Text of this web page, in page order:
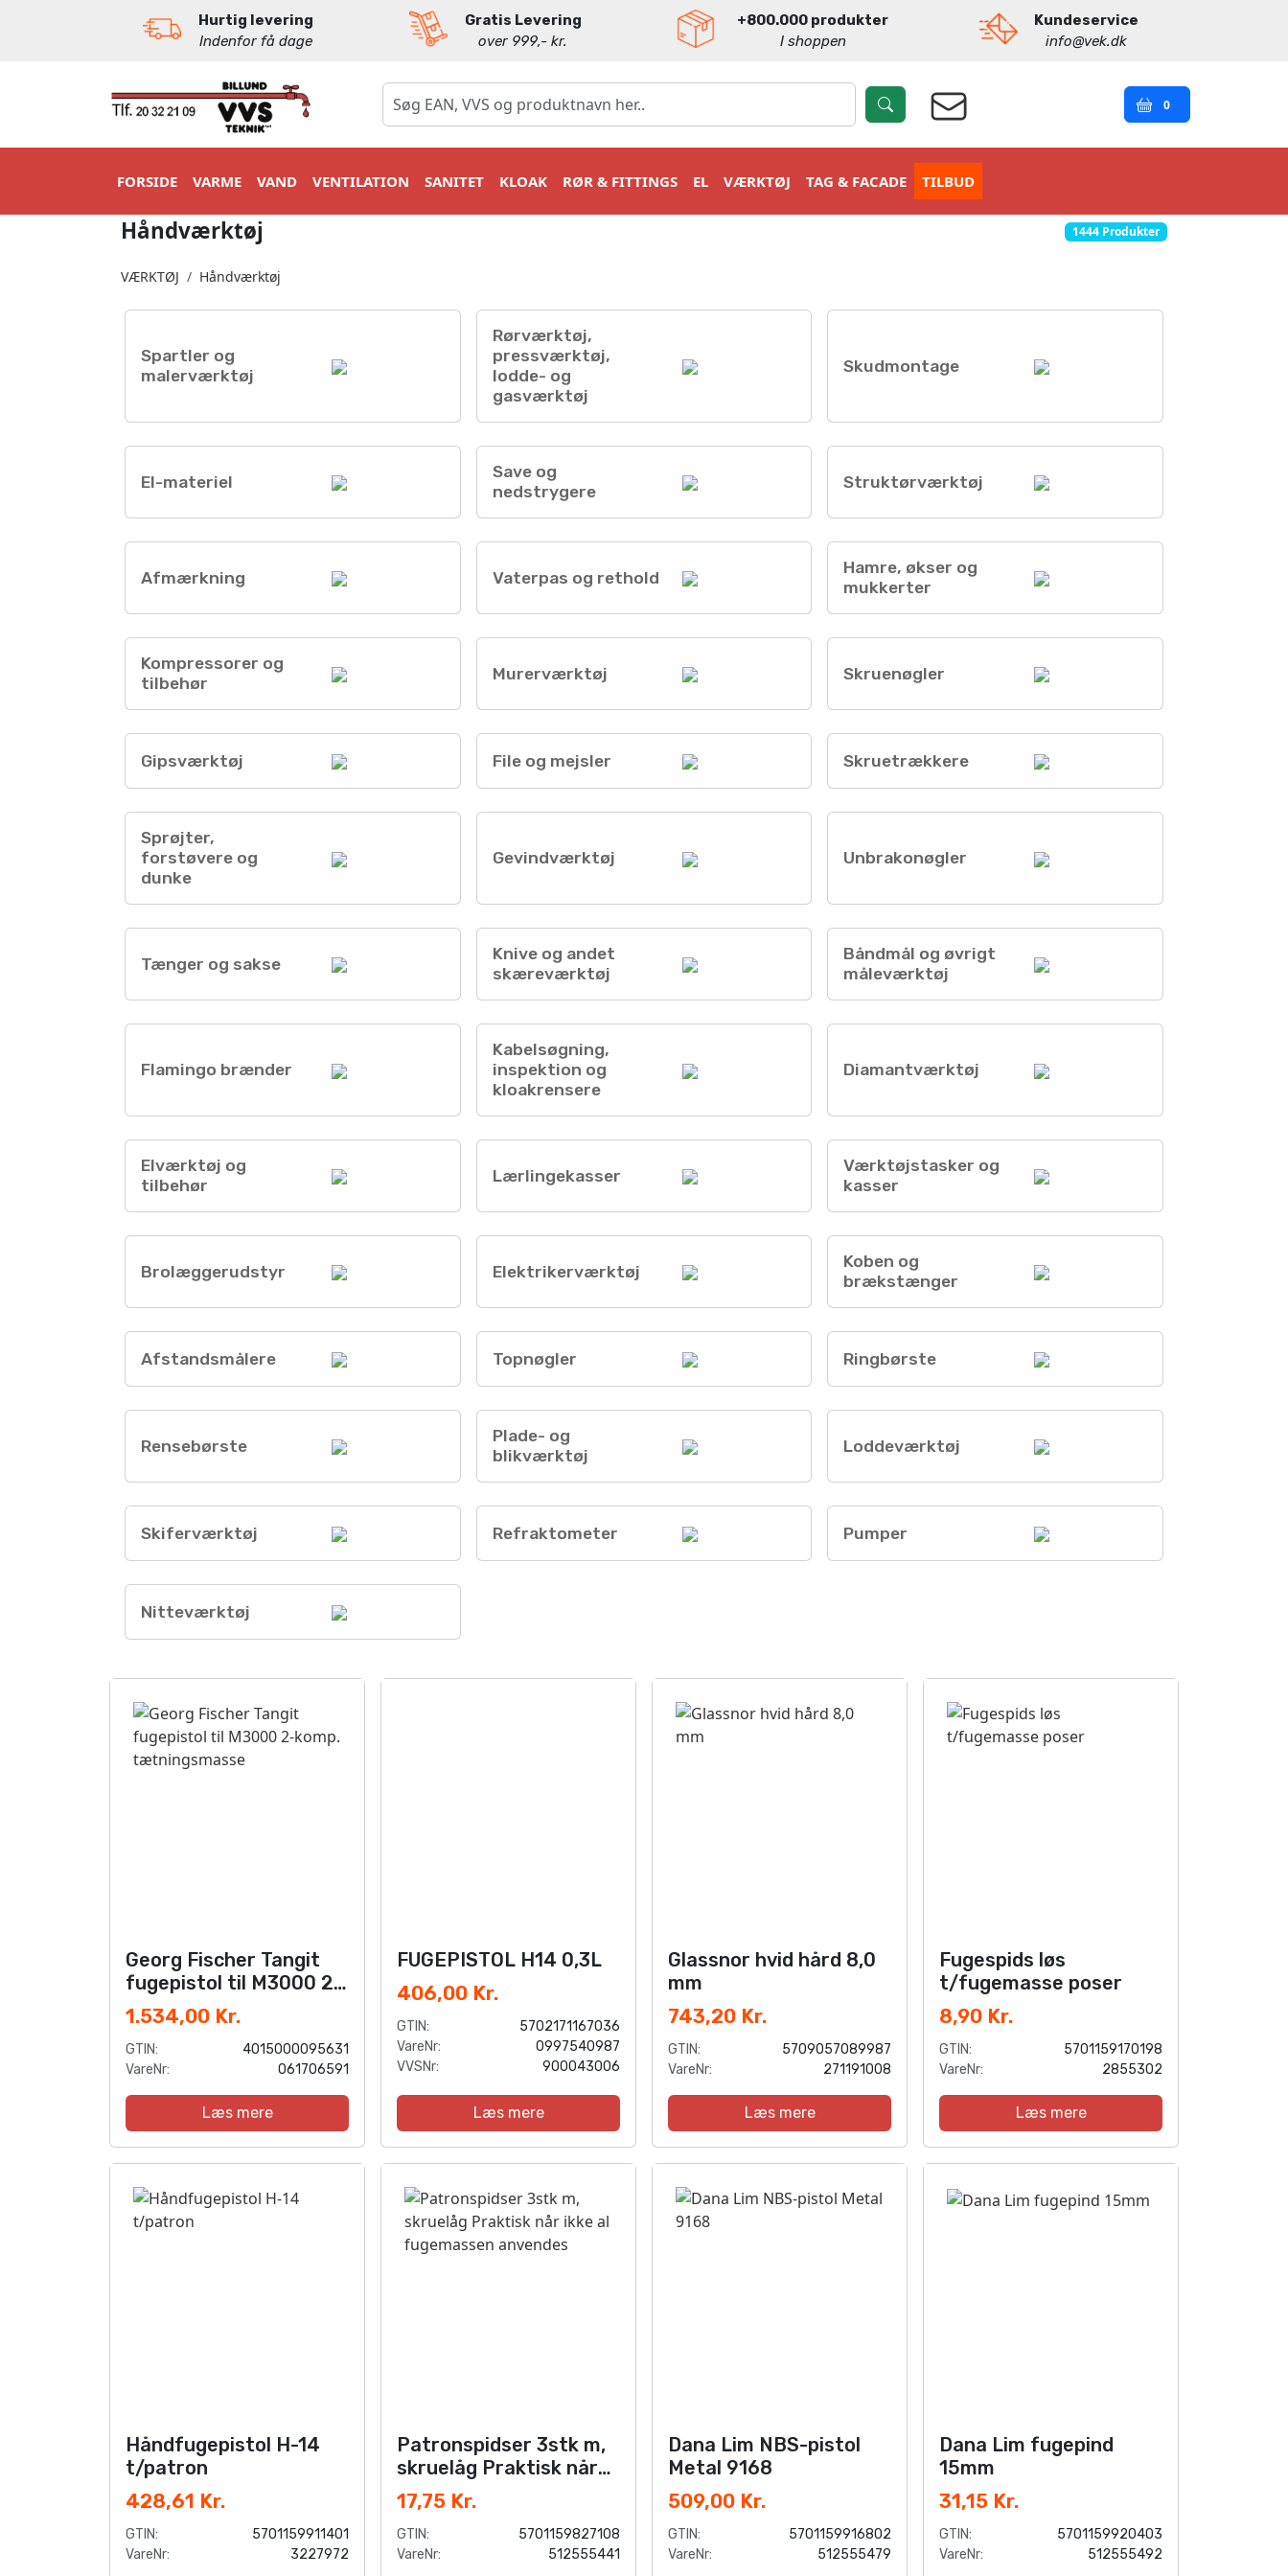
Hurtig levering
Indenfor få dage
Gratis Levering
over 999,- kr.
+800.000 produkter
I shoppen
Kundeservice
info@vek.dk
0
FORSIDE VARME VAND VENTILATION SANITET KLOAK RØR & FITTINGS EL VÆRKTØJ TAG & FACADE TILBUD
Håndværktøj 1444 Produkter
VÆRKTØJ Håndværktøj
Spartler og
malerværktøj
Rørværktøj,
pressværktøj,
lodde- og
gasværktøj
Skudmontage
El-materiel
Save og
nedstrygere
Struktørværktøj
Afmærkning Vaterpas og rethold
Hamre, økser og
mukkerter
Kompressorer og
tilbehør
Murerværktøj Skruenøgler
Gipsværktøj File og mejsler Skruetrækkere
Sprøjter,
forstøvere og
dunke
Gevindværktøj Unbrakonøgler
Tænger og sakse
Knive og andet
skæreværktøj
Båndmål og øvrigt
måleværktøj
Flamingo brænder
Kabelsøgning,
inspektion og
kloakrensere
Diamantværktøj
Elværktøj og
tilbehør
Lærlingekasser
Værktøjstasker og
kasser
Brolæggerudstyr Elektrikerværktøj
Koben og
brækstænger
Afstandsmålere Topnøgler Ringbørste
Rensebørste
Plade- og
blikværktøj
Loddeværktøj
Skiferværktøj Refraktometer Pumper
Nitteværktøj
Georg Fischer Tangit
fugepistol til M3000 2-
komp. tætningsmasse
1.534,00 Kr.
GTIN:
4015000095631
VareNr:
061706591
Læs mere
FUGEPISTOL H14 0,3L
406,00 Kr.
GTIN:
5702171167036
VareNr:
0997540987
VVSNr:
900043006
Læs mere
Glassnor hvid hård 8,0
mm
743,20 Kr.
GTIN:
5709057089987
VareNr:
271191008
Læs mere
Fugespids løs
t/fugemasse poser
8,90 Kr.
GTIN:
5701159170198
VareNr:
2855302
Læs mere
Håndfugepistol H-14
t/patron
428,61 Kr.
GTIN:
5701159911401
VareNr:
3227972
Patronspidser 3stk m,
skruelåg Praktisk når
ikke al fugemassen
anvendes
17,75 Kr.
GTIN:
5701159827108
VareNr:
512555441
Dana Lim NBS-pistol
Metal 9168
509,00 Kr.
GTIN:
5701159916802
VareNr:
512555479
Dana Lim fugepind
15mm
31,15 Kr.
GTIN:
5701159920403
VareNr:
512555492